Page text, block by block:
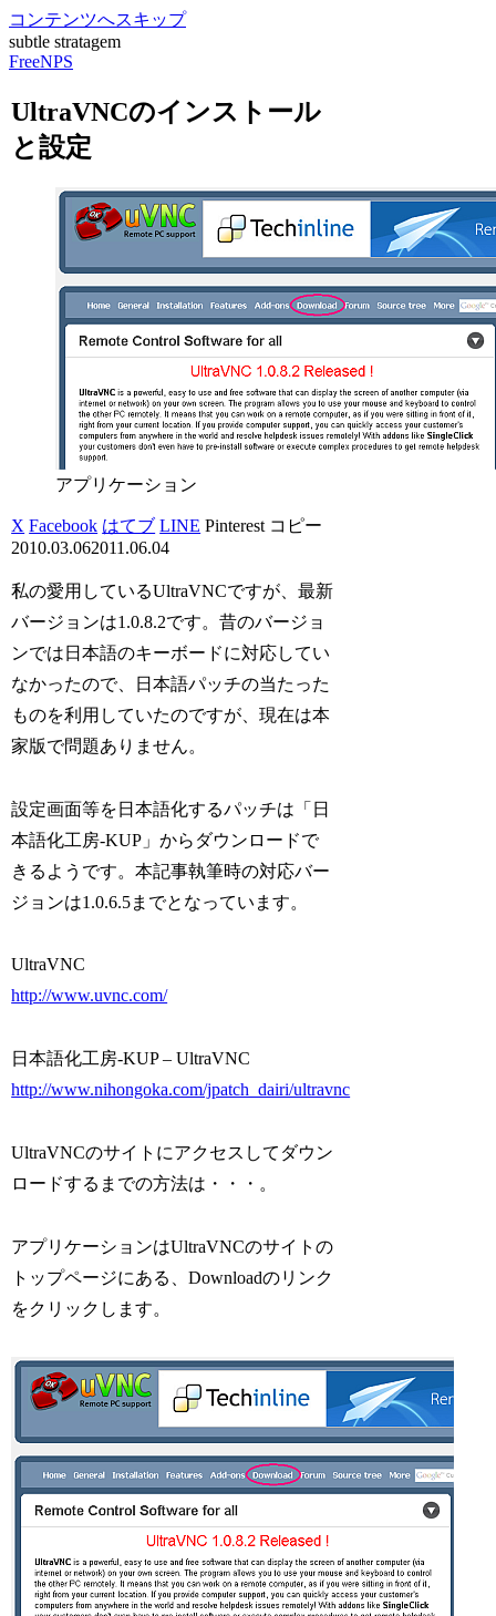
コンテンツへスキップ
subtle stratagem
FreeNPS
UltraVNCのインストール
と設定
アプリケーション
X Facebook はてブ LINE Pinterest コピー
2010.03.062011.06.04
私の愛用しているUltraVNCですが、最新
バージョンは1.0.8.2です。昔のバージョ
ンでは日本語のキーボードに対応してい
なかったので、日本語パッチの当たった
ものを利用していたのですが、現在は本
家版で問題ありません。
設定画面等を日本語化するパッチは「日
本語化工房-KUP」からダウンロードで
きるようです。本記事執筆時の対応バー
ジョンは1.0.6.5までとなっています。
UltraVNC
http://www.uvnc.com/
日本語化工房-KUP – UltraVNC
http://www.nihongoka.com/jpatch_dairi/ultravnc
UltraVNCのサイトにアクセスしてダウン
ロードするまでの方法は・・・。
アプリケーションはUltraVNCのサイトの
トップページにある、Downloadのリンク
をクリックします。